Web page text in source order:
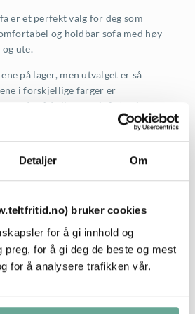
Detaljer Om
bruker cookies
for å gi innhold og
preg, for å gi deg de beste og mest
for å analysere trafikken vår.
er et perfekt valg for deg som
og holdbar sofa med høy
ute.
på lager, men utvalget er så
i forskjellige farger er
du råd eller mer info ta gjerne
33429910 eller send en email til